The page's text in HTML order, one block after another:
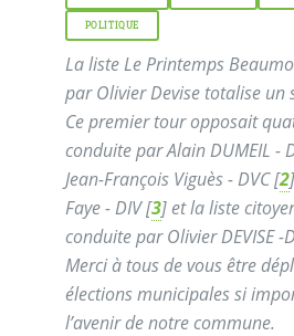
POLITIQUE
La liste Le Printemps
par Olivier Devise totalise un
Ce premier tour opposait
conduite par Alain DUMEIL -
Jean-François Viguès - DVC[2]
Faye - DIV[3]et la liste
conduite par Olivier DEVISE -
Merci à tous de vous être
élections municipales si
l’avenir de notre commune.